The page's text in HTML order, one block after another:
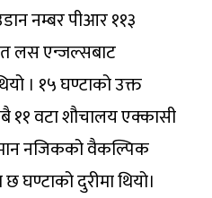
नम्बर पीआर ११३
लस एन्जल्सबाट
। १५ घण्टाको उक्त
११ वटा शौचालय एक्कासी
नजिकको वैकल्पिक
दुरीमा थियो।